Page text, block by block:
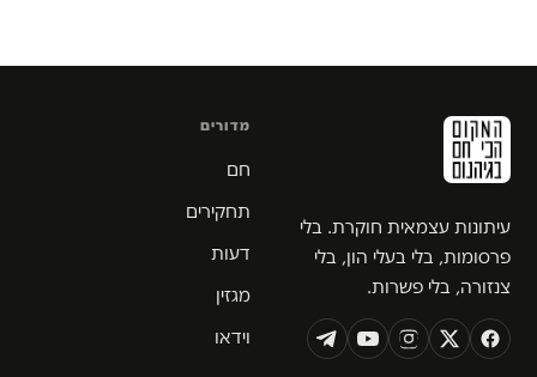
עיתונות עצמאית חוקרת. בלי
פרסומות, בלי בעלי הון, בלי
צנזורה, בלי פשרות.
מדורים
חם
תחקירים
דעות
מגזין
וידאו